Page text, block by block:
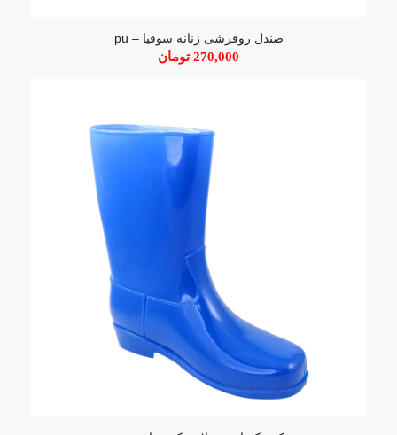
صندل روفرشی زنانه سوفیا – pu
270,000 تومان